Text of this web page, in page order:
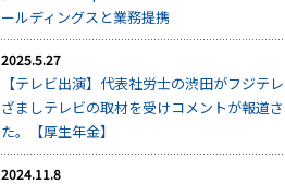
ールディングスと業務提携
2025.5.27
【テレビ出演】代表社労士の渋田がフジテ
ざましテレビの取材を受けコメントが報道
た。【厚生年金】
2024.11.8